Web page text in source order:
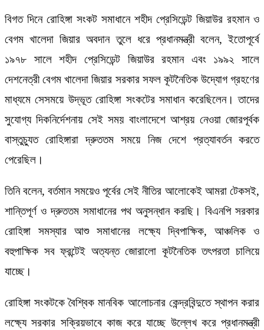
বিগত দিনে রোহিঙ্গা সংকট সমাধানে শহীদ প্রেসিডেন্ট জিয়াউর রহমান ও
বেগম খালেদা জিয়ার অবদান তুলে ধরে প্রধানমন্ত্রী বলেন, ইতোপূর্বে
১৯৭৮ সালে শহীদ প্রেসিডেন্ট জিয়াউর রহমান এবং ১৯৯২ সালে
দেশনেত্রী বেগম খালেদা জিয়ার সরকার সফল কূটনৈতিক উদ্যোগ গ্রহণের
মাধ্যমে সেসময়ে উদ্ভূত রোহিঙ্গা সংকটের সমাধান করেছিলেন। তাদের
সুযোগ্য দিকনির্দেশনায় সেই সময় বাংলাদেশে আশ্রয় নেওয়া জোরপূর্বক
বাস্তুচ্যুত রোহিঙ্গারা দ্রুততম সময়ে নিজ দেশে প্রত্যাবর্তন করতে
পেরেছিল।
তিনি বলেন, বর্তমান সময়েও পূর্বের সেই নীতির আলোকেই আমরা টেকসই,
শান্তিপূর্ণ ও দ্রুততম সমাধানের পথ অনুসন্ধান করছি। বিএনপি সরকার
রোহিঙ্গা সমস্যার আশু সমাধানের লক্ষ্যে দ্বিপাক্ষিক, আঞ্চলিক ও
বহুপাক্ষিক সব ফ্রন্টেই অত্যন্ত জোরালো কূটনৈতিক তৎপরতা চালিয়ে
যাচ্ছে।
রোহিঙ্গা সংকটকে বৈশ্বিক মানবিক আলোচনার কেন্দ্রবিন্দুতে স্থাপন করার
লক্ষ্যে সরকার সক্রিয়ভাবে কাজ করে যাচ্ছে উল্লেখ করে প্রধানমন্ত্রী